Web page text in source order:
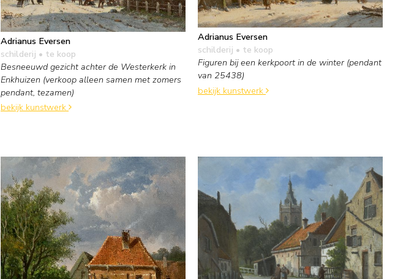
Adrianus Eversen
schilderij • te koop
Besneeuwd gezicht achter de Westerkerk in
Enkhuizen (verkoop alleen samen met zomers
pendant, tezamen)
bekijk kunstwerk
Adrianus Eversen
schilderij • te koop
Figuren bij een kerkpoort in de winter (pendant
van 25438)
bekijk kunstwerk